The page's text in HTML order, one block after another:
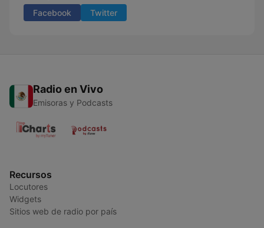
Facebook Twitter
Radio en Vivo
Emisoras y Podcasts
Recursos
Locutores
Widgets
Sitios web de radio por país